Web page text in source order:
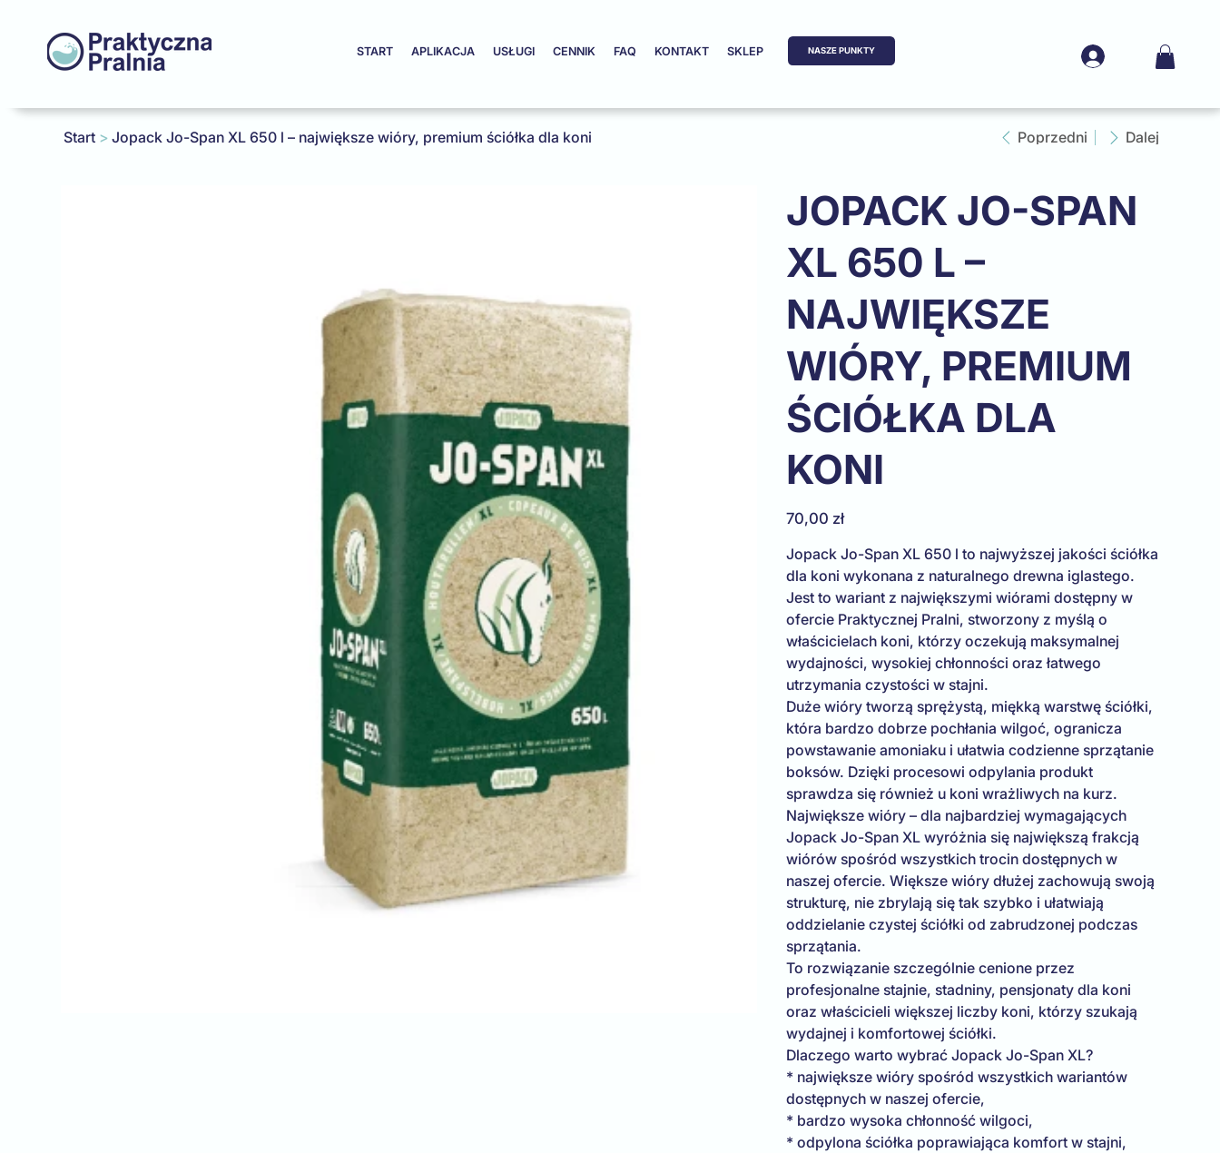
START APLIKACJA USŁUGI CENNIK FAQ KONTAKT SKLEP NASZE PUNKTY
Start > Jopack Jo-Span XL 650 l – największe wióry, premium ściółka dla koni Poprzedni Dalej
JOPACK JO-SPAN
XL 650 L –
NAJWIĘKSZE
WIÓRY, PREMIUM
ŚCIÓŁKA DLA
KONI
Cena
70,00 zł
Jopack Jo-Span XL 650 l to najwyższej jakości ściółka
dla koni wykonana z naturalnego drewna iglastego.
Jest to wariant z największymi wiórami dostępny w
ofercie Praktycznej Pralni, stworzony z myślą o
właścicielach koni, którzy oczekują maksymalnej
wydajności, wysokiej chłonności oraz łatwego
utrzymania czystości w stajni.
Duże wióry tworzą sprężystą, miękką warstwę ściółki,
która bardzo dobrze pochłania wilgoć, ogranicza
powstawanie amoniaku i ułatwia codzienne sprzątanie
boksów. Dzięki procesowi odpylania produkt
sprawdza się również u koni wrażliwych na kurz.
Największe wióry – dla najbardziej wymagających
Jopack Jo-Span XL wyróżnia się największą frakcją
wiórów spośród wszystkich trocin dostępnych w
naszej ofercie. Większe wióry dłużej zachowują swoją
strukturę, nie zbrylają się tak szybko i ułatwiają
oddzielanie czystej ściółki od zabrudzonej podczas
sprzątania.
To rozwiązanie szczególnie cenione przez
profesjonalne stajnie, stadniny, pensjonaty dla koni
oraz właścicieli większej liczby koni, którzy szukają
wydajnej i komfortowej ściółki.
Dlaczego warto wybrać Jopack Jo-Span XL?
* największe wióry spośród wszystkich wariantów
dostępnych w naszej ofercie,
* bardzo wysoka chłonność wilgoci,
* odpylona ściółka poprawiająca komfort w stajni,